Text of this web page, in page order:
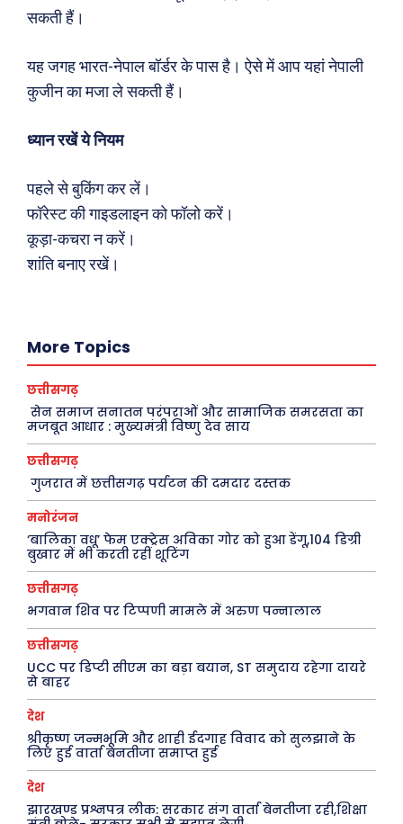
सरकारी योजना
मनोरंजन
फ़िल्मी दुनिया
अजब-ग़ज़ब
पर्यटन
जानकारी
Mobiles
स्वास्थ्य
क़ायदे क़ानून जानकारी
कैरियर और शिक्षा
शायरी
मधुर वचन
महिला जगत
X
सकती हैं।
यह जगह भारत-नेपाल बॉर्डर के पास है। ऐसे में आप यहां नेपाली
कुजीन का मजा ले सकती हैं।
ध्यान रखें ये नियम
पहले से बुकिंग कर लें।
फॉरेस्ट की गाइडलाइन को फॉलो करें।
कूड़ा-कचरा न करें।
शांति बनाए रखें।
More Topics
छत्तीसगढ़
सेन समाज सनातन परंपराओं और सामाजिक समरसता का
मजबूत आधार : मुख्यमंत्री विष्णु देव साय
छत्तीसगढ़
गुजरात में छत्तीसगढ़ पर्यटन की दमदार दस्तक
मनोरंजन
‘बालिका वधू’ फेम एक्ट्रेस अविका गोर को हुआ डेंगू,104 डिग्री
बुखार में भी करती रहीं शूटिंग
छत्तीसगढ़
भगवान शिव पर टिप्पणी मामले में अरुण पन्नालाल
छत्तीसगढ़
UCC पर डिप्टी सीएम का बड़ा बयान, ST समुदाय रहेगा दायरे
से बाहर
देश
श्रीकृष्ण जन्मभूमि और शाही ईदगाह विवाद को सुलझाने के
लिए हुई वार्ता बेनतीजा समाप्त हुई
देश
झारखण्ड प्रश्नपत्र लीक: सरकार संग वार्ता बेनतीजा रही,शिक्षा